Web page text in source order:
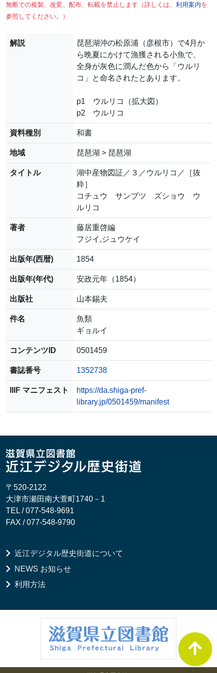
無断での複製、改変、配布、転載を禁止します（詳しくは、 利用案内を
参照してください。）
解説
琵琶湖沖の松原浦（彦根市）で4月か
ら晩夏にかけて漁獲される小魚で、
全身が灰色に潤んだ色から「ウルリ
コ」と命名されたとあります。
p1 ウルリコ（拡大図）
p2 ウルリコ
資料種別 和書
地域 琵琶湖 > 琵琶湖
タイトル
湖中産物図証／３／ウルリコ／［抜
粋］
コチュウ サンブツ ズショウ ウ
ルリコ
著者
藤居重啓編
フジイ,ジュウケイ
出版年(西暦) 1854
出版年(年代) 安政元年（1854）
出版社 山本錫夫
件名
魚類
ギョルイ
コンテンツID 0501459
書誌番号 1352738
IIIF マニフェスト
https://da.shiga-pref-
library.jp/0501459/manifest
〒520-2122
大津市瀬田南大萱町1740－1
TEL / 077-548-9691
FAX / 077-548-9790
近江デジタル歴史街道について
NEWS お知らせ
利用方法